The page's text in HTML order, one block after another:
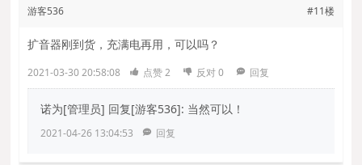
游客536 #11楼
扩音器刚到货，充满电再用，可以吗？
2021-03-30 20:58:08 点赞2 反对0 回复
诺为[管理员] 回复[游客536]: 当然可以！
2021-04-26 13:04:53 回复